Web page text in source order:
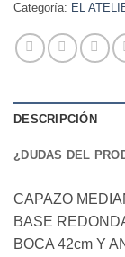
Categoría: EL
DESCRIPCIÓN
¿DUDAS DEL
CAPAZO
BASE
BOCA 42cm Y